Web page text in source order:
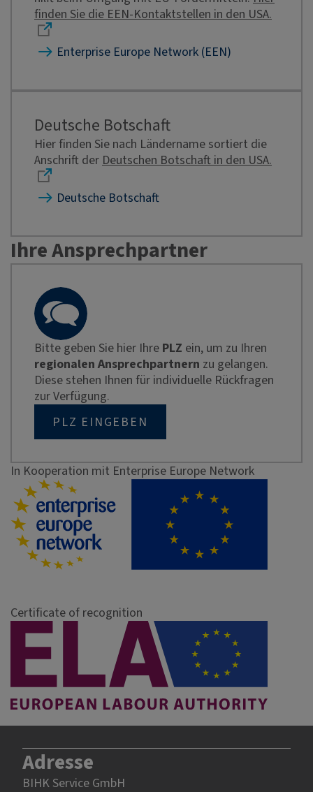
finden Sie die EEN-Kontaktstellen in den USA.
Enterprise Europe Network (EEN)
Deutsche Botschaft
Hier finden Sie nach Ländername sortiert die
Anschrift der Deutschen Botschaft in den USA.
Deutsche Botschaft
Ihre Ansprechpartner
Bitte geben Sie hier Ihre PLZ ein, um zu Ihren
regionalen Ansprechpartnern zu gelangen.
Diese stehen Ihnen für individuelle Rückfragen
zur Verfügung.
PLZ EINGEBEN
In Kooperation mit Enterprise Europe Network
Certificate of recognition
Adresse
BIHK Service GmbH